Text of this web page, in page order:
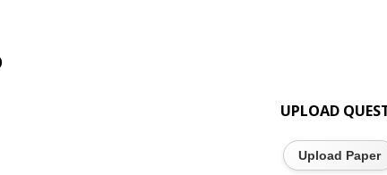
UPLOAD
Upload Paper